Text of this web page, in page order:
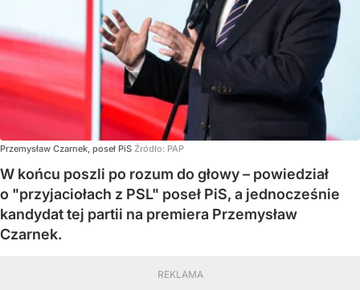
Przemysław Czarnek, poseł PiS Źródło: PAP
W końcu poszli po rozum do głowy – powiedział
o "przyjaciołach z PSL" poseł PiS, a jednocześnie
kandydat tej partii na premiera Przemysław
Czarnek.